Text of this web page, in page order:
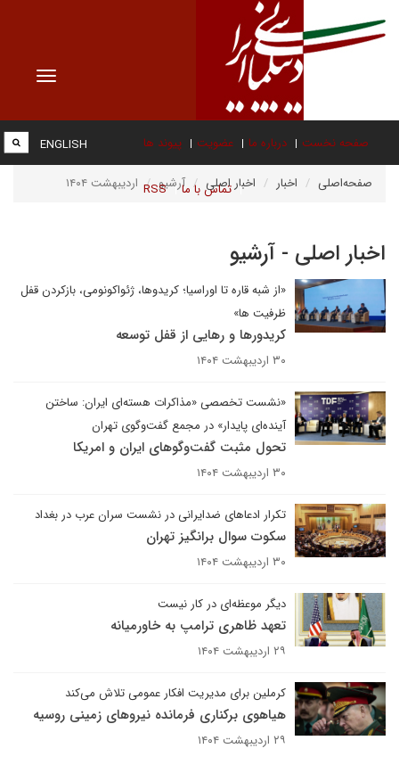
Toggle
صفحه نخست درباره ما عضویت پیوند ها
تماس با ما RSS
ENGLISH
صفحه‌اصلی اخبار اخبار اصلی آرشیو اردیبهشت ۱۴۰۴
اخبار اصلی - آرشیو
«از شبه قاره تا اوراسیا؛ کریدوها، ژئواکونومی، بازکردن قفل
ظرفیت ها»
کریدورها و رهایی از قفل توسعه
۳۰ اردیبهشت ۱۴۰۴
«نشست تخصصی «مذاکرات هسته‌ای ایران: ساختن
آینده‌ای پایدار» در مجمع گفت‌وگوی تهران
تحول مثبت گفت‌وگوهای ایران و امریکا
۳۰ اردیبهشت ۱۴۰۴
تکرار ادعاهای ضدایرانی در نشست سران عرب در بغداد
سکوت سوال برانگیز تهران
۳۰ اردیبهشت ۱۴۰۴
دیگر موعظه‌ای در کار نیست
تعهد ظاهری ترامپ به خاورمیانه
۲۹ اردیبهشت ۱۴۰۴
کرملین برای مدیریت افکار عمومی تلاش می‌کند
هیاهوی برکناری فرمانده نیروهای زمینی روسیه
۲۹ اردیبهشت ۱۴۰۴